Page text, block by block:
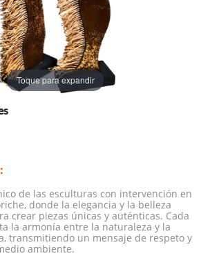
Toque para expandir
de las esculturas con intervención en
donde la elegancia y la belleza
crear piezas únicas y auténticas. Cada
la armonía entre la naturaleza y la
transmitiendo un mensaje de respeto y
ambiente.